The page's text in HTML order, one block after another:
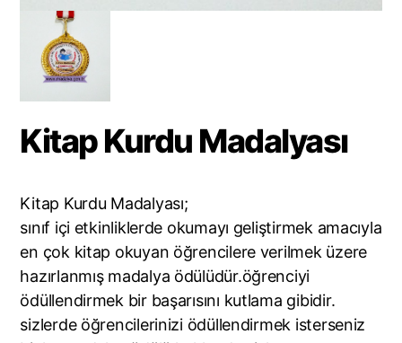
Kitap Kurdu Madalyası
Kitap Kurdu Madalyası;
sınıf içi etkinliklerde okumayı geliştirmek amacıyla
en çok kitap okuyan öğrencilere verilmek üzere
hazırlanmış madalya ödülüdür.öğrenciyi
ödüllendirmek bir başarısını kutlama gibidir.
sizlerde öğrencilerinizi ödüllendirmek isterseniz